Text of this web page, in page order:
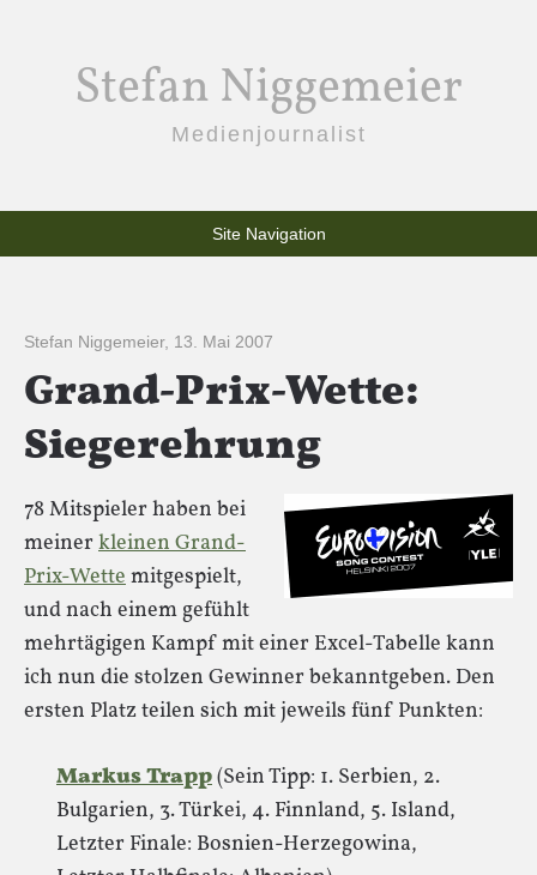
Stefan Niggemeier
Medienjournalist
Site Navigation
Stefan Niggemeier, 13. Mai 2007
Grand-Prix-Wette:
Siegerehrung
78 Mitspieler haben bei
meiner kleinen Grand-
Prix-Wettemitgespielt,
und nach einem gefühlt
mehrtägigen Kampf mit einer Excel-Tabelle kann
ich nun die stolzen Gewinner bekanntgeben. Den
ersten Platz teilen sich mit jeweils fünf Punkten:
Markus Trapp(Sein Tipp: 1. Serbien, 2.
Bulgarien, 3. Türkei, 4. Finnland, 5. Island,
Letzter Finale: Bosnien-Herzegowina,